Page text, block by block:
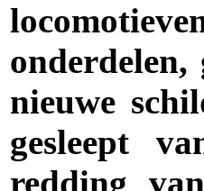
onderdelen,
nieuwe
gesleept
redding